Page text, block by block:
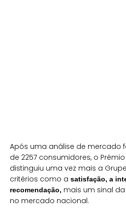
Após uma análise de mercado
de 2257 consumidores, o
distinguiu uma vez mais a
critérios como a satisfação, a
recomendação, mais um sinal
no mercado nacional.